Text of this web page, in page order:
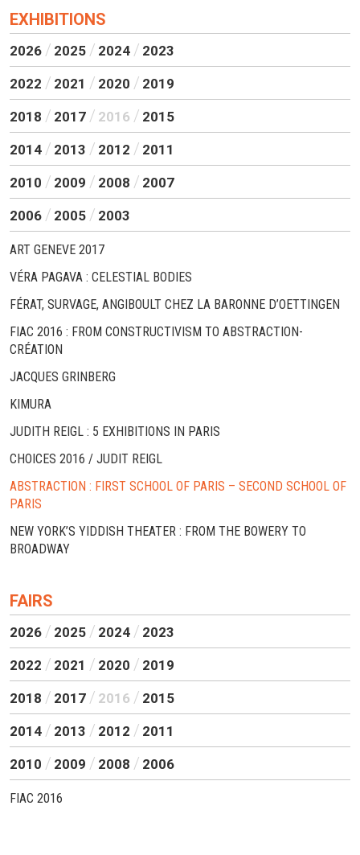
EXHIBITIONS
2026 2025 2024 2023
2022 2021 2020 2019
2018 2017 2016 2015
2014 2013 2012 2011
2010 2009 2008 2007
2006 2005 2003
ART GENEVE 2017
VÉRA PAGAVA : CELESTIAL BODIES
FÉRAT, SURVAGE, ANGIBOULT CHEZ LA BARONNE D’OETTINGEN
FIAC 2016 : FROM CONSTRUCTIVISM TO ABSTRACTION-
CRÉATION
JACQUES GRINBERG
KIMURA
JUDITH REIGL : 5 EXHIBITIONS IN PARIS
CHOICES 2016 / JUDIT REIGL
ABSTRACTION : FIRST SCHOOL OF PARIS – SECOND SCHOOL OF
PARIS
NEW YORK’S YIDDISH THEATER : FROM THE BOWERY TO
BROADWAY
FAIRS
2026 2025 2024 2023
2022 2021 2020 2019
2018 2017 2016 2015
2014 2013 2012 2011
2010 2009 2008 2006
FIAC 2016